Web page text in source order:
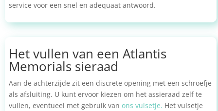
service voor een snel en adequaat antwoord.
Het vullen van een Atlantis
Memorials sieraad
Aan de achterzijde zit een discrete opening met een schroefje
als afsluiting. U kunt ervoor kiezen om het assieraad zelf te
vullen, eventueel met gebruik van ons vulsetje. Het vulsetje